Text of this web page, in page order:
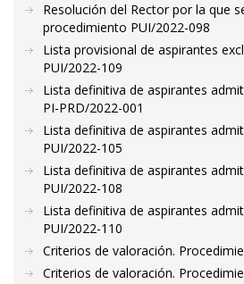
Resolución del Rector por la que
procedimiento PUI/2022-098
Lista provisional de aspirantes
PUI/2022-109
Lista definitiva de aspirantes
PI-PRD/2022-001
Lista definitiva de aspirantes
PUI/2022-105
Lista definitiva de aspirantes
PUI/2022-108
Lista definitiva de aspirantes
PUI/2022-110
Criterios de valoración.
Criterios de valoración.